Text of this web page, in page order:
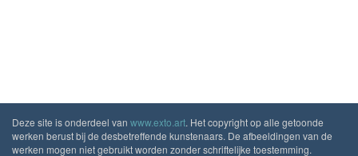
Deze site is onderdeel van www.exto.art. Het copyright op alle getoonde
werken berust bij de desbetreffende kunstenaars. De afbeeldingen van de
werken mogen niet gebruikt worden zonder schriftelijke toestemming.